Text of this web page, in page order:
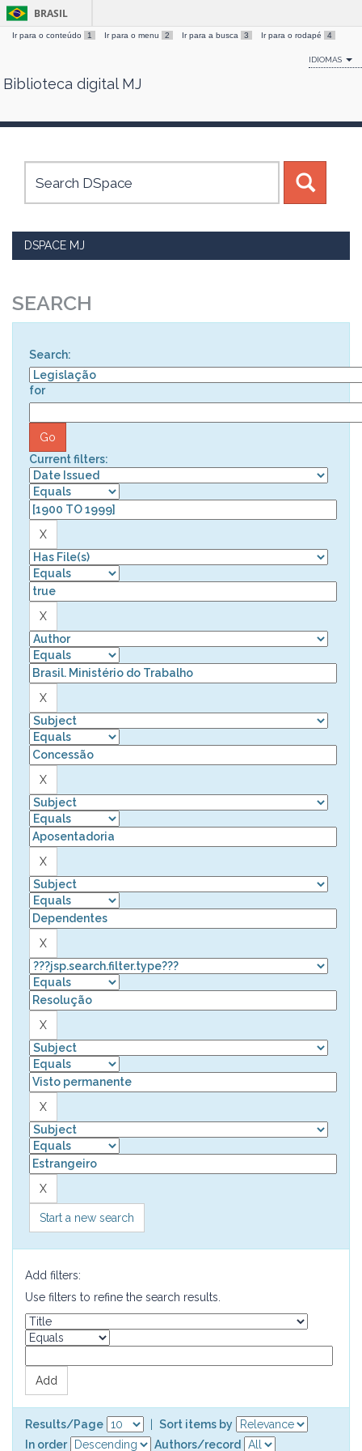
Skip
BRASIL
Ir para o conteúdo 1 Ir para o menu 2 Ir para a busca 3 Ir para o rodapé 4
IDIOMAS
Biblioteca digital MJ
DSPACE MJ
SEARCH
Search:
for
Current filters:
Start a new search
Add filters:
Use filters to refine the search results.
Results/Page
Sort items by
In order
Authors/record